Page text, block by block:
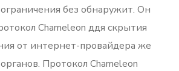
без обнаружит. Он
Chameleon ддя скрытия
от интернет-провайдера же
Протокол Chameleon